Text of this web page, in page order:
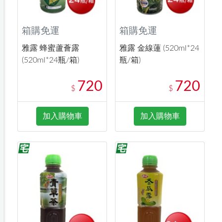
箱購免運
雅露 蜂蜜蘆薈露
(520ml*24瓶/箱)
$ 720
加入購物車
箱購免運
雅露 金線蓮 (520ml*24
瓶/箱)
$ 720
加入購物車